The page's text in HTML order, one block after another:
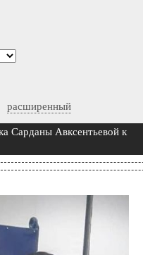
расширенный
Сарданы Авксентьевой к